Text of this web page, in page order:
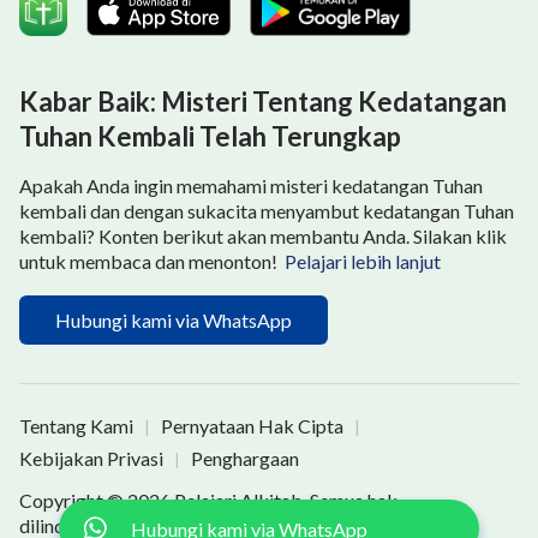
Dikutip dari "Kata Pengantar, Firman Menampakkan Diri
Kabar Baik: Misteri Tentang Kedatangan
Tuhan Kembali Telah Terungkap
Apakah Anda ingin memahami misteri kedatangan Tuhan
kembali dan dengan sukacita menyambut kedatangan Tuhan
kembali? Konten berikut akan membantu Anda. Silakan klik
untuk membaca dan menonton! Pelajari lebih lanjut
Hubungi kami via WhatsApp
Tentang Kami | Pernyataan Hak Cipta |
Kebijakan Privasi |
Penghargaan
Copyright © 2026Pelajari Alkitab. Semua hak
dilindungi undang-undang.Hubungi kami via WhatsApp